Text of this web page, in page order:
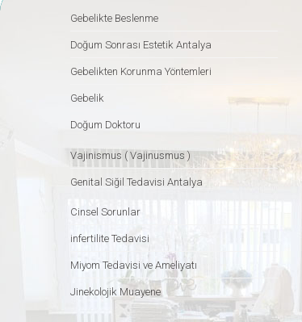
Gebelikte Beslenme
Doğum Sonrası Estetik Antalya
Gebelikten Korunma Yöntemleri
Gebelik
Doğum Doktoru
Vajinismus ( Vajinusmus )
Genital Siğil Tedavisi Antalya
Cinsel Sorunlar
infertilite Tedavisi
Miyom Tedavisi ve Ameliyatı
Jinekolojik Muayene